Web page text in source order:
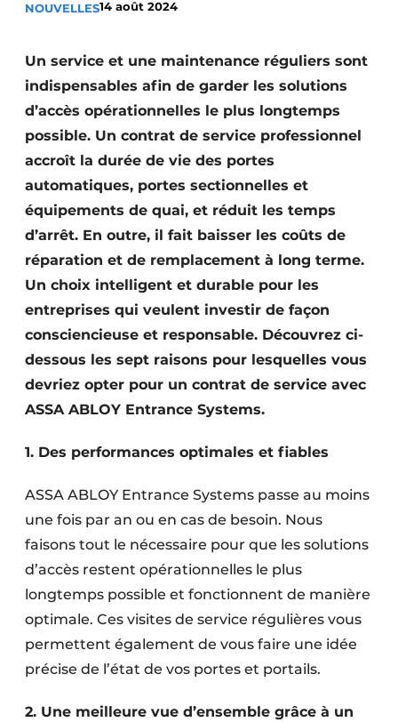
Construction bois
Contrôle d’accès
Éclairage
Fondations
Façades
Géotextiles
Infrastructures souterraines et égouttage
Protection solaire
Rénovation
Sécurité incendie
Software
Techniques ferroviaires
Travaux ferroviaires
NOUVELLES14 août 2024
Un service et une maintenance réguliers sont
indispensables afin de garder les solutions
d’accès opérationnelles le plus longtemps
possible. Un contrat de service professionnel
accroît la durée de vie des portes
automatiques, portes sectionnelles et
équipements de quai, et réduit les temps
d’arrêt. En outre, il fait baisser les coûts de
réparation et de remplacement à long terme.
Un choix intelligent et durable pour les
entreprises qui veulent investir de façon
consciencieuse et responsable. Découvrez ci-
dessous les sept raisons pour lesquelles vous
devriez opter pour un contrat de service avec
ASSA ABLOY Entrance Systems.
1. Des performances optimales et fiables
ASSA ABLOY Entrance Systems passe au moins
une fois par an ou en cas de besoin. Nous
faisons tout le nécessaire pour que les solutions
d’accès restent opérationnelles le plus
longtemps possible et fonctionnent de manière
optimale. Ces visites de service régulières vous
permettent également de vous faire une idée
précise de l’état de vos portes et portails.
2. Une meilleure vue d’ensemble grâce à un